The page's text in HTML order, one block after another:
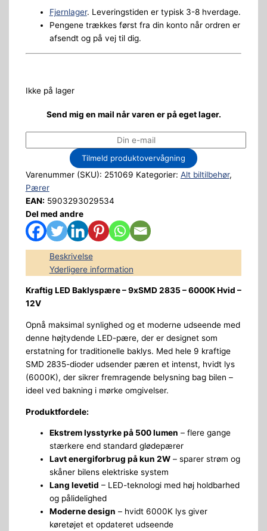
Fjernlager. Leveringstiden er typisk 3-8 hverdage.
Pengene trækkes først fra din konto når ordren er
afsendt og på vej til dig.
Ikke på lager
Send mig en mail når varen er på eget lager.
Tilmeld produktovervågning
Varenummer (SKU): 251069 Kategorier: Alt biltilbehør,
Pærer
EAN: 5903293029534
Del med andre
Beskrivelse
Yderligere information
Kraftig LED Baklyspære – 9xSMD 2835 – 6000K Hvid –
12V
Opnå maksimal synlighed og et moderne udseende med
denne højtydende LED-pære, der er designet som
erstatning for traditionelle baklys. Med hele 9 kraftige
SMD 2835-dioder udsender pæren et intenst, hvidt lys
(6000K), der sikrer fremragende belysning bag bilen –
ideel ved bakning i mørke omgivelser.
Produktfordele:
Ekstrem lysstyrke på 500 lumen – flere gange
stærkere end standard glødepærer
Lavt energiforbrug på kun 2W– sparer strøm og
skåner bilens elektriske system
Lang levetid – LED-teknologi med høj holdbarhed
og pålidelighed
Moderne design – hvidt 6000K lys giver
køretøjet et opdateret udseende